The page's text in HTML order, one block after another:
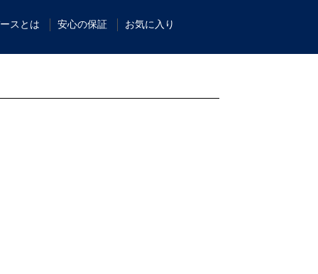
スとは 安心の保証 お気に入り